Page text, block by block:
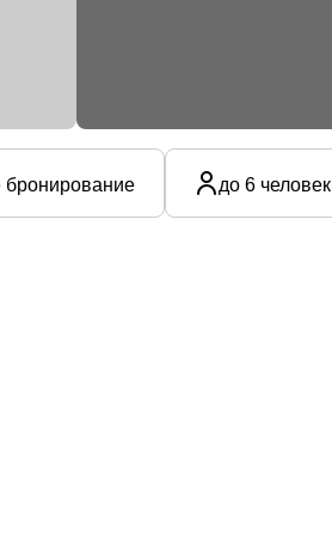
до 6 человек